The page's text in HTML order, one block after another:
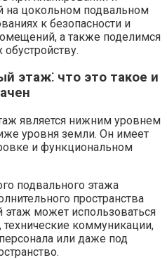
на цокольном подвальном
к безопасности и
а также поделимся
этаж⁚ что это такое и
является нижним уровнем
уровня земли.​ Он имеет
и функциональном
подвального этажа
пространства
может использоваться
коммуникации,
или даже под